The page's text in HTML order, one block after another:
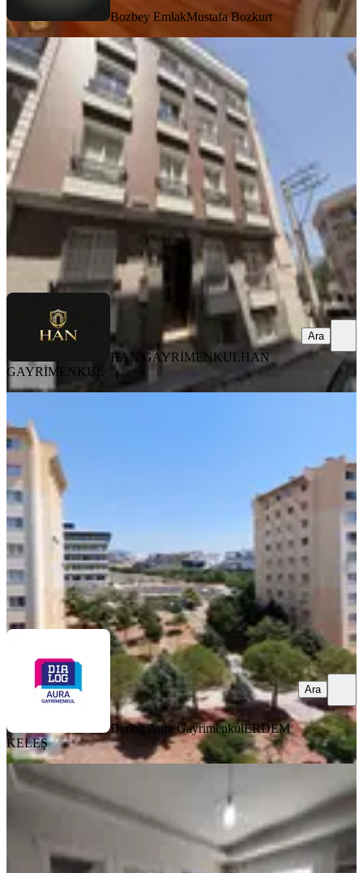
Bozbey EmlakMustafa Bozkurt
YENİ
Buca Çevikbir Pazaryeri Yakını Eşyalı
Kiralık 2+1
Buca, Kozağaç Mahallesi
2+1·75 m²·2. Kat· 08.08.2026
31.000 ₺
HAN GAYRİMENKUL HAN GAYRİMENKUL
HAN GAYRİMENKULHAN
GAYRİMENKUL
Ara
Dialog Aura GayrimenkulERDEM KELEŞ
Ara
Dialog Aura GayrimenkulERDEM
KELEŞ
Ara
YENİ
Eşyalı Doğalgazlı Klimalı Eşyal1+1
Buca, Kuruçeşme Mahallesi
1+1
· 07.08.2026